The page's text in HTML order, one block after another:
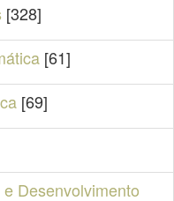
[328]
[61]
[69]
Desenvolvimento